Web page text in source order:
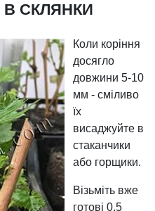
СКЛЯНКИ
Коли коріння
досягло
довжини 5-10
мм - сміливо
їх
висаджуйте в
стаканчики
або горщики.
Візьміть вже
готові 0,5